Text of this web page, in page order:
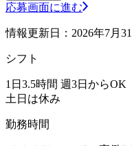
応募画面に進む
情報更新日：2026年7月31
シフト
1日3.5時間 週3日からOK
土日は休み
勤務時間